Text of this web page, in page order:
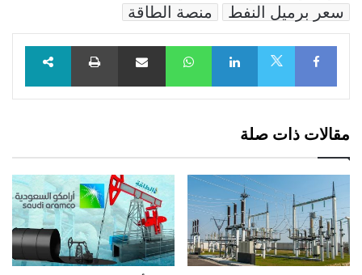
سعر برميل النفط
منصة الطاقة
Facebook
LinkedIn
WhatsAppمشاركة عبر البريد طباعة
مقالات ذات صلة